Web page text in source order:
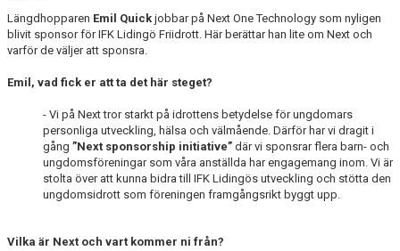
Längdhopparen Emil Quick jobbar på Next One Technology som nyligen
blivit sponsor för IFK Lidingö Friidrott. Här berättar han lite om Next och
varför de väljer att sponsra.
Emil, vad fick er att ta det här steget?
- Vi på Next tror starkt på idrottens betydelse för ungdomars
personliga utveckling, hälsa och välmående. Därför har vi dragit i
gång ”Next sponsorship initiative” där vi sponsrar flera barn- och
ungdomsföreningar som våra anställda har engagemang inom. Vi är
stolta över att kunna bidra till IFK Lidingös utveckling och stötta den
ungdomsidrott som föreningen framgångsrikt byggt upp.
Vilka är Next och vart kommer ni från?